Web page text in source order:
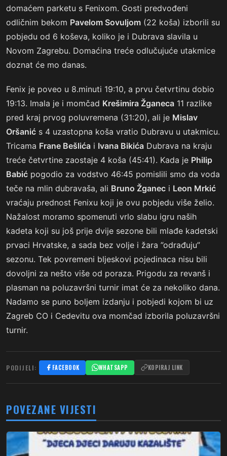
domaćem parketu s Fenixom. Gosti predvođeni
odličnim bekom Pavelom Sovuljom (22 koša) izborili su
pobjedu od 6 koševa, koliko je i Dubrava slavila u
Novom Zagrebu. Domaćina treće odlučujuće utakmice
doznat će mo danas.
Fenix je poveo u 8.minuti 19:10, a prvu četvrtinu dobio
19:13. Imala je i momčad Krešimira Žganeca 11 razlike
pred kraj prvog poluvremena (31:20), ali je Mislav
Oršanić s 4 uzastopna koša vratio Dubravu u utakmicu.
Tricama Frane Bešlića i Ivana Bikića Dubrava na kraju
treće četvrtine zaostaje 4 koša (45:41). Kada je Philip
Babić pogodio za vodstvo 46:45 pomislili smo da voda
teče na mlin dubravaša, ali Bruno Žganec i Leon Mrkić
vraćaju prednost Fenixu koji je ovu pobjedu više želio.
Nažalost moramo spomenuti vrlo slabu igru naših
kadeta koji su još prije dvije sezone bili mlađe kadetski
prvaci Hrvatske, a sada bez volje i žara ”odrađuju”
sezonu. Tek povremeni bljeskovi pojedinaca nisu bili
dovoljni za nešto više od poraza. Prigodu za revanš i
plasman na poluzavršni turnir imat će za nekoliko dana.
Nadamo se puno boljem izdanju i pobjedi kojom bi uz
Zagreb CO i Cedevitu ova momčad izborila poluzavršni
turnir.
PODIJELI: FACEBOOK WHATSAPP KOPIRAJ LINK
POVEZANE VIJESTI